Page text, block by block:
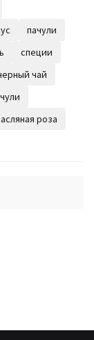
пачули
специи
чай
роза